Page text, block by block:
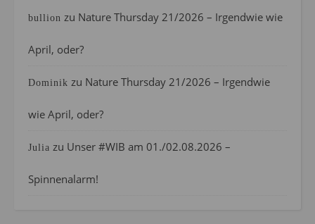
bullion zu Nature Thursday 21/2026 – Irgendwie wie
April, oder?
Dominik zu Nature Thursday 21/2026 – Irgendwie
wie April, oder?
Julia zu Unser #WIB am 01./02.08.2026 –
Spinnenalarm!